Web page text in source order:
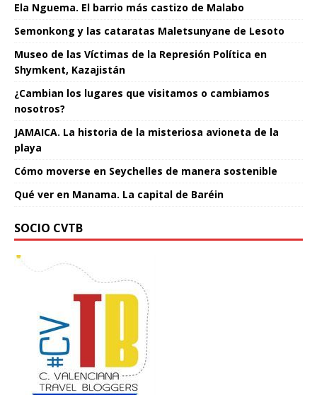
Ela Nguema. El barrio más castizo de Malabo
Semonkong y las cataratas Maletsunyane de Lesoto
Museo de las Víctimas de la Represión Política en
Shymkent, Kazajistán
¿Cambian los lugares que visitamos o cambiamos
nosotros?
JAMAICA. La historia de la misteriosa avioneta de la
playa
Cómo moverse en Seychelles de manera sostenible
Qué ver en Manama. La capital de Baréin
SOCIO CVTB